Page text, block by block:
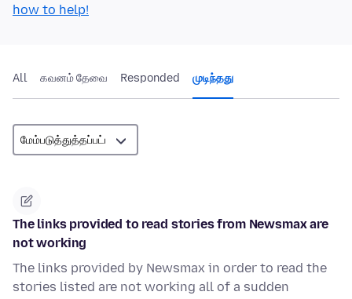
how to help!
All கவனம் தேவை Responded முடிந்தது
The links provided to read stories from Newsmax are
not working
The links provided by Newsmax in order to read the
stories listed are not working all of a sudden